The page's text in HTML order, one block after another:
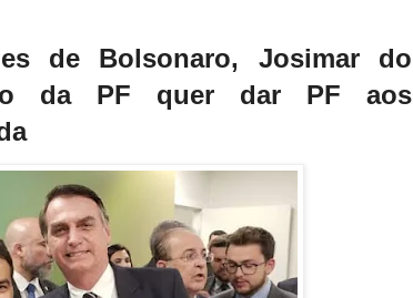
de Bolsonaro, Josimar do
da PF quer dar PF aos